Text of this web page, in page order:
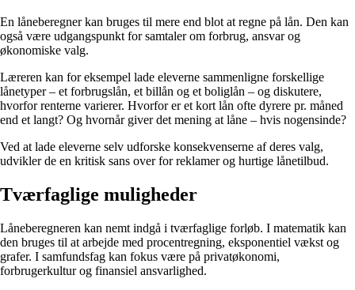
En låneberegner kan bruges til mere end blot at regne på lån. Den kan
også være udgangspunkt for samtaler om forbrug, ansvar og
økonomiske valg.
Læreren kan for eksempel lade eleverne sammenligne forskellige
lånetyper – et forbrugslån, et billån og et boliglån – og diskutere,
hvorfor renterne varierer. Hvorfor er et kort lån ofte dyrere pr. måned
end et langt? Og hvornår giver det mening at låne – hvis nogensinde?
Ved at lade eleverne selv udforske konsekvenserne af deres valg,
udvikler de en kritisk sans over for reklamer og hurtige lånetilbud.
Tværfaglige muligheder
Låneberegneren kan nemt indgå i tværfaglige forløb. I matematik kan
den bruges til at arbejde med procentregning, eksponentiel vækst og
grafer. I samfundsfag kan fokus være på privatøkonomi,
forbrugerkultur og finansiel ansvarlighed.